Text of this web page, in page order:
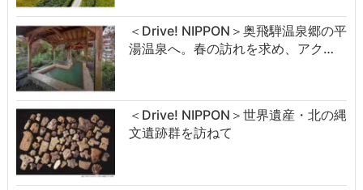
＜Drive! NIPPON＞奥飛騨温泉郷の平
湯温泉へ。春の訪れを求め、アク…
＜Drive! NIPPON＞世界遺産・北の縄
文遺跡群を訪ねて